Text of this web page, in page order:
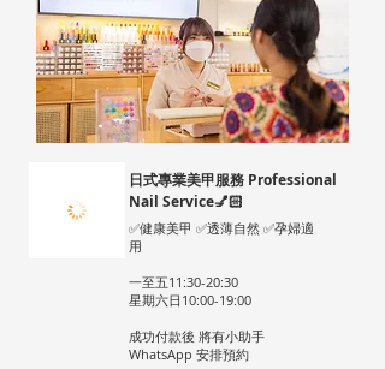
日式專業美甲服務 Professional
Nail Service💅🏻
✅健康美甲 ✅透薄自然 ✅孕婦適
用
一至五11:30-20:30
星期六日10:00-19:00
成功付款後 將有小助手
WhatsApp 安排預約